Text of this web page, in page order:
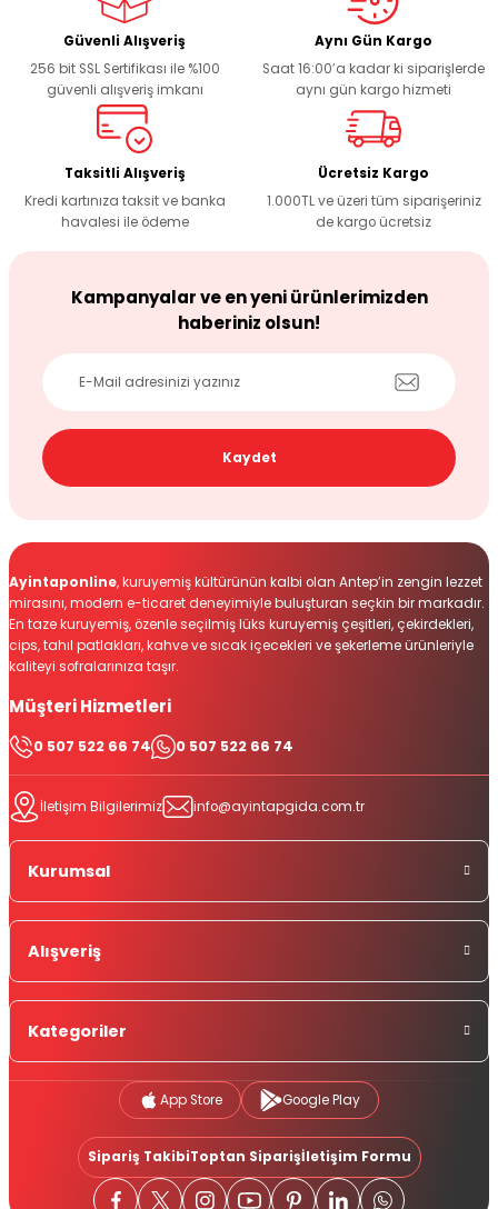
Ürün açıklamasında eksik bilgiler bulunuyor.
Ürün bilgilerinde hatalar bulunuyor.
Ürün fiyatı diğer sitelerden daha pahalı.
Bu ürüne benzer farklı alternatifler olmalı.
Güvenli Alışveriş
256 bit SSL Sertifikası ile %100
güvenli alışveriş imkanı
Aynı Gün Kargo
Saat 16:00’a kadar ki siparişlerde
aynı gün kargo hizmeti
Taksitli Alışveriş
Kredi kartınıza taksit ve banka
havalesi ile ödeme
Ücretsiz Kargo
1.000TL ve üzeri tüm siparişeriniz
de kargo ücretsiz
Kampanyalar ve en yeni ürünlerimizden
haberiniz olsun!
Kaydet
Ayintaponline, kuruyemiş kültürünün kalbi olan Antep’in zengin lezzet
mirasını, modern e-ticaret deneyimiyle buluşturan seçkin bir markadır.
En taze kuruyemiş, özenle seçilmiş lüks kuruyemiş çeşitleri, çekirdekleri,
cips, tahıl patlakları, kahve ve sıcak içecekleri ve şekerleme ürünleriyle
kaliteyi sofralarınıza taşır.
Müşteri Hizmetleri
0 507 522 66 74 0 507 522 66 74
İletişim Bilgilerimiz info@ayintapgida.com.tr
Kurumsal
Alışveriş
Kategoriler
App Store Google Play
Sipariş TakibiToptan Siparişİletişim Formu